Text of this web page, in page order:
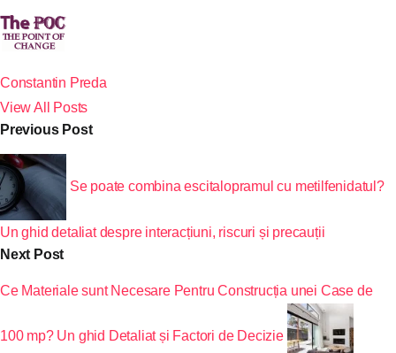
Constantin Preda
View All Posts
Previous Post
Se poate combina escitalopramul cu metilfenidatul?
Un ghid detaliat despre interacțiuni, riscuri și precauții
Next Post
Ce Materiale sunt Necesare Pentru Construcția unei Case de
100 mp? Un ghid Detaliat și Factori de Decizie